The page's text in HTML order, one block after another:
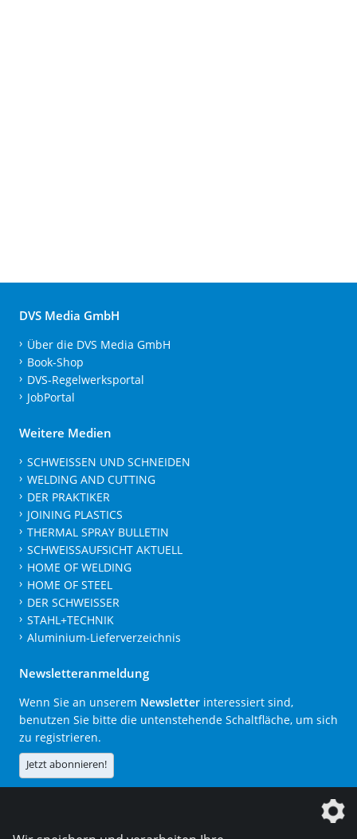
DVS Media GmbH
Über die DVS Media GmbH
Book-Shop
DVS-Regelwerksportal
JobPortal
Weitere Medien
SCHWEISSEN UND SCHNEIDEN
WELDING AND CUTTING
DER PRAKTIKER
JOINING PLASTICS
THERMAL SPRAY BULLETIN
SCHWEISSAUFSICHT AKTUELL
HOME OF WELDING
HOME OF STEEL
DER SCHWEISSER
STAHL+TECHNIK
Aluminium-Lieferverzeichnis
Newsletteranmeldung
Wenn Sie an unserem Newsletter interessiert sind,
benutzen Sie bitte die untenstehende Schaltfläche, um sich
zu registrieren.
Jetzt abonnieren!
Die DVS Media GmbH ist ein Unternehmen der